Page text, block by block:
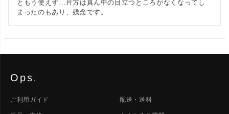
ともう使えず…片方は真ん中の目立つところがなくなってし
まったのもあり、残念です。
Ops.
ご利用ガイド 配送・送料